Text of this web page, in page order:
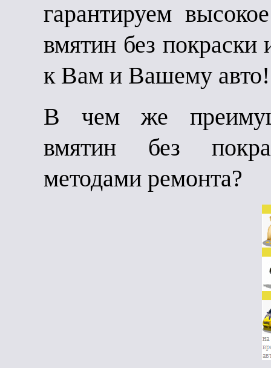
гарантируем
вмятин без покраски
к Вам и Вашему авто!
В чем же
вмятин без
методами ремонта?